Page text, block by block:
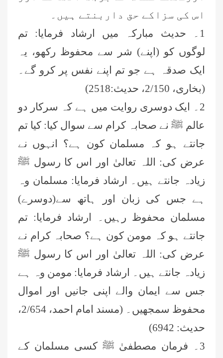
اس کی سزاکے حق داربنتے ہیں۔
1۔ حدیث مبارکہ میں ارشاد فرمایا: تم
لوگوں کو (اپنے) شر سے محفوظ رکھو، یہ
ایک صدقہ ہے جو تم اپنے نفس پر کرو گے۔
(بخاری، 2/150، حدیث:2518)
2۔ ایک دوسری روایت میں ہے کہ سرکار دو
عالم ﷺ نے صحابہ کرام سے سوال کیا: کیا تم
جانتے ہو کہ مسلمان کون ہے؟ انہوں نے
عرض کی: اللہ تعالیٰ اور اس کا رسول ﷺ
زیادہ جانتے ہیں۔ ارشاد فرمایا: مسلمان وہ
ہے جس کی زبان اور ہاتھ سے(دوسرے)
مسلمان محفوظ رہیں۔ ارشاد فرمایا: تم
جانتے ہو کہ مومن کون ہے؟ صحابہ کرام نے
عرض کی: اللہ تعالیٰ اور اس کا رسول ﷺ
زیادہ جانتے ہیں۔ ارشاد فرمایا: مومن وہ ہے
جس سے ایمان والے اپنی جانیں اور اموال
محفوظ سمجھیں۔ (مسند امام احمد، 2/654،
حدیث: 6942)
3۔ فرمان مصطفیٰ ﷺ کسی مسلمان کے